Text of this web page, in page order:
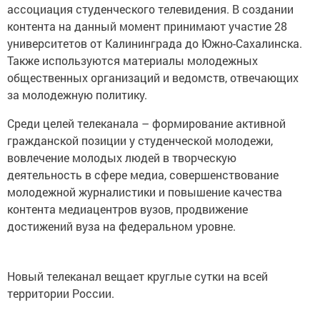
ассоциация студенческого телевидения. В создании
контента на данный момент принимают участие 28
университетов от Калининграда до Южно-Сахалинска.
Также используются материалы молодежных
общественных организаций и ведомств, отвечающих
за молодежную политику.
Среди целей телеканала – формирование активной
гражданской позиции у студенческой молодежи,
вовлечение молодых людей в творческую
деятельность в сфере медиа, совершенствование
молодежной журналистики и повышение качества
контента медиацентров вузов, продвижение
достижений вуза на федеральном уровне.
Новый телеканал вещает круглые сутки на всей
территории России.